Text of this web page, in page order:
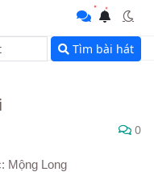
Tìm bài hát
0
Mộng Long